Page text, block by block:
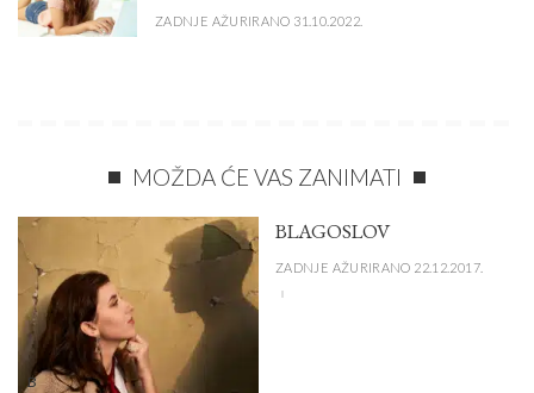
ZADNJE AŽURIRANO 31.10.2022.
MOŽDA ĆE VAS ZANIMATI
B
BLAGOSLOV
ZADNJE AŽURIRANO 22.12.2017.